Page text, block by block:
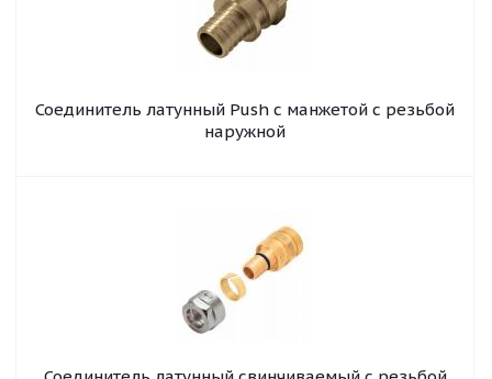
Соединитель латунный Push с манжетой с резьбой
наружной